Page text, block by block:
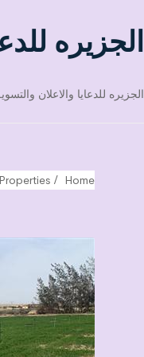
الجزيره
الجزيره للدعايا والاعلان
Home
Properties